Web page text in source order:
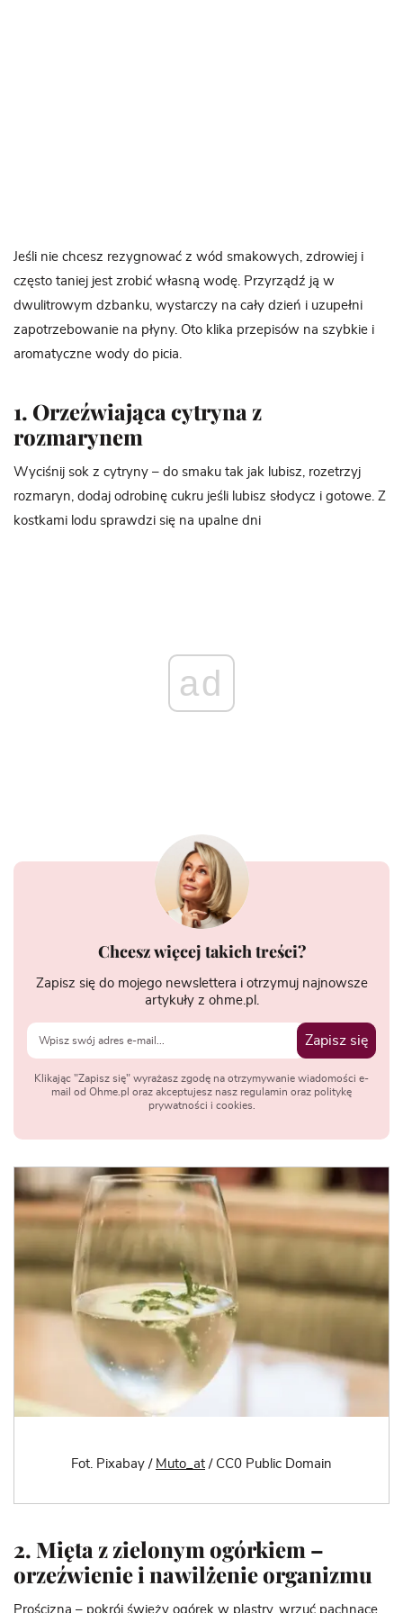
Jeśli nie chcesz rezygnować z wód smakowych, zdrowiej i
często taniej jest zrobić własną wodę. Przyrządź ją w
dwulitrowym dzbanku, wystarczy na cały dzień i uzupełni
zapotrzebowanie na płyny. Oto klika przepisów na szybkie i
aromatyczne wody do picia.
1. Orzeźwiająca cytryna z
rozmarynem
Wyciśnij sok z cytryny – do smaku tak jak lubisz, rozetrzyj
rozmaryn, dodaj odrobinę cukru jeśli lubisz słodycz i gotowe. Z
kostkami lodu sprawdzi się na upalne dni
ad
Chcesz więcej takich treści?
Zapisz się do mojego newslettera i otrzymuj najnowsze
artykuły z ohme.pl.
Zapisz się
Klikając "Zapisz się" wyrażasz zgodę na otrzymywanie wiadomości e-
mail od Ohme.pl oraz akceptujesz nasz regulamin oraz politykę
prywatności i cookies.
Fot. Pixabay / Muto_at / CC0 Public Domain
2. Mięta z zielonym ogórkiem –
orzeźwienie i nawilżenie organizmu
Prościzna – pokrój świeży ogórek w plastry, wrzuć pachnące